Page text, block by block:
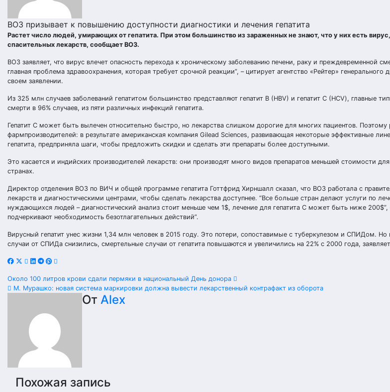
ВОЗ призывает к повышению доступности диагностики и лечения гепатита
Растет число людей, умирающих от гепатита. При этом большинство из зараженных не знают, что у них есть
спасительных лекарств, сообщает ВОЗ.
ВОЗ заявляет, что вирус влечет опасность перехода к хроническому заболеванию печени, раку и преждевременной
главная проблема здравоохранения, которая требует срочной реакции”, – цитирует агентство «Рейтер»
своем заявлении.
Из 325 млн случаев заболеваний гепатитом большинство представляют гепатит B (HBV) и гепатит С (HCV), главные
смерти в 96% случаев, из пяти различных инфекций гепатита.
Гепатит С может быть вылечен относительно быстро, но лекарства слишком дорогие для многих пациентов. Поэтому
фармпроизводителей: в результате американская компания Gilead Sciences, развивающая некоторые эффективные
гепатита, предприняла шаги, чтобы предложить скидки и сделать эти препараты более доступными.
Это касается и индийских производителей лекарств: они производят много видов препаратов меньшей стоимости
странах.
Директор отделения ВОЗ по ВИЧ и общей программе гепатита Готтфрид Хирншалл сказал, что ВОЗ работала с
лекарств и диагностическими центрами, чтобы сделать лекарства доступнее. “Все больше стран делают услуги по
нуждающихся людей – диагностический анализ стоит меньше чем 1$, лечение для гепатита С может быть ниже 200$”,
подчеркивают необходимость безотлагательных действий”.
Вирусный гепатит унес жизни 1,34 млн человек в 2015 году. Это потери, сопоставимые с туберкулезом и СПИДом. Но
случаи от СПИДа снизились, смертельные случаи от гепатита повышаются и увеличились на 22% с 2000 года,
Навигация
записям
Около 100 литров крови сдали пермяки в национальный День донора
М. Мурашко: новая система маркировки должна вывести лекарственный контрафакт из оборота
От Alex
Похожая запись